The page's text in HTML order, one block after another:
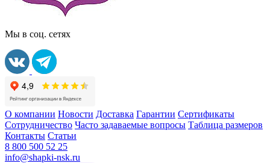
Мы в соц. сетях
О компании Новости Доставка Гарантии Сертификаты
Сотрудничество Часто задаваемые вопросы Таблица размеров
Контакты Статьи
8 800 500 52 25
info@shapki-nsk.ru